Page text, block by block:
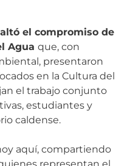
el compromiso de
Agua que, con
presentaron
en la Cultura del
el trabajo conjunto
estudiantes y
caldense.
aquí, compartiendo